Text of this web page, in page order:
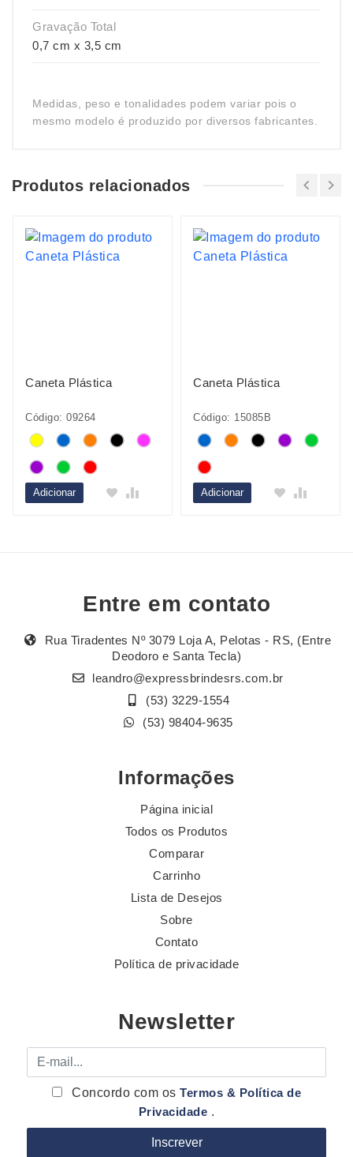
Gravação Total
0,7 cm x 3,5 cm
Medidas, peso e tonalidades podem variar pois o
mesmo modelo é produzido por diversos fabricantes.
Produtos relacionados
Caneta Plástica
Código: 09264
Adicionar
Caneta Plástica
Código: 15085B
Adicionar
Entre em contato
Rua Tiradentes Nº 3079 Loja A, Pelotas - RS, (Entre
Deodoro e Santa Tecla)
leandro@expressbrindesrs.com.br
(53) 3229-1554
(53) 98404-9635
Informações
Página inicial
Todos os Produtos
Comparar
Carrinho
Lista de Desejos
Sobre
Contato
Política de privacidade
Newsletter
E-mail
Concordo com osTermos & Política de
Privacidade .